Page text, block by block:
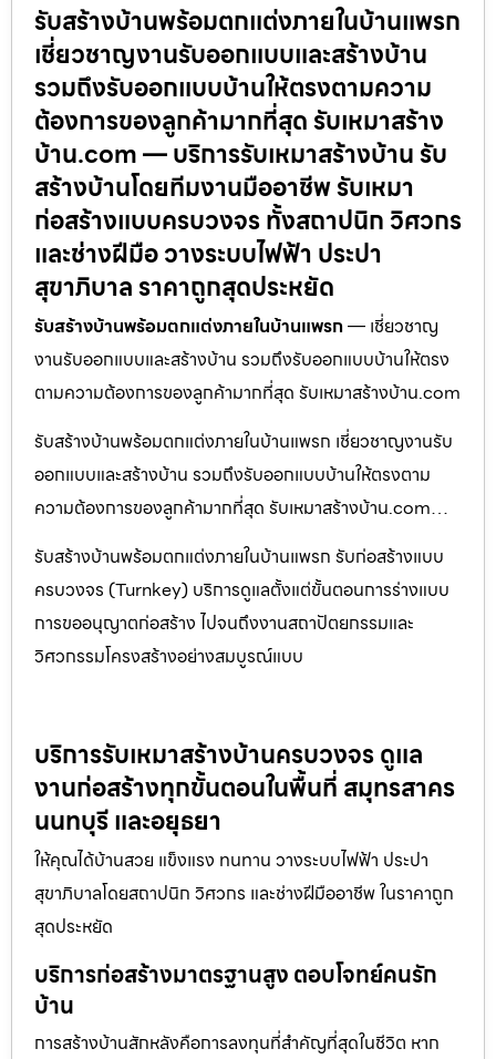
รับสร้างบ้านพร้อมตกแต่งภายในบ้านแพรก
เชี่ยวชาญงานรับออกแบบและสร้างบ้าน
รวมถึงรับออกแบบบ้านให้ตรงตามความ
ต้องการของลูกค้ามากที่สุด รับเหมาสร้าง
บ้าน.com — บริการรับเหมาสร้างบ้าน รับ
สร้างบ้านโดยทีมงานมืออาชีพ รับเหมา
ก่อสร้างแบบครบวงจร ทั้งสถาปนิก วิศวกร
และช่างฝีมือ วางระบบไฟฟ้า ประปา
สุขาภิบาล ราคาถูกสุดประหยัด
รับสร้างบ้านพร้อมตกแต่งภายในบ้านแพรก— เชี่ยวชาญ
งานรับออกแบบและสร้างบ้าน รวมถึงรับออกแบบบ้านให้ตรง
ตามความต้องการของลูกค้ามากที่สุด รับเหมาสร้างบ้าน.com
รับสร้างบ้านพร้อมตกแต่งภายในบ้านแพรก เชี่ยวชาญงานรับ
ออกแบบและสร้างบ้าน รวมถึงรับออกแบบบ้านให้ตรงตาม
ความต้องการของลูกค้ามากที่สุด รับเหมาสร้างบ้าน.com…
รับสร้างบ้านพร้อมตกแต่งภายในบ้านแพรก รับก่อสร้างแบบ
ครบวงจร (Turnkey) บริการดูแลตั้งแต่ขั้นตอนการร่างแบบ
การขออนุญาตก่อสร้าง ไปจนถึงงานสถาปัตยกรรมและ
วิศวกรรมโครงสร้างอย่างสมบูรณ์แบบ
บริการรับเหมาสร้างบ้านครบวงจร ดูแล
งานก่อสร้างทุกขั้นตอนในพื้นที่ สมุทรสาคร
นนทบุรี และอยุธยา
ให้คุณได้บ้านสวย แข็งแรง ทนทาน วางระบบไฟฟ้า ประปา
สุขาภิบาลโดยสถาปนิก วิศวกร และช่างฝีมืออาชีพ ในราคาถูก
สุดประหยัด
บริการก่อสร้างมาตรฐานสูง ตอบโจทย์คนรัก
บ้าน
การสร้างบ้านสักหลังคือการลงทุนที่สำคัญที่สุดในชีวิต หาก